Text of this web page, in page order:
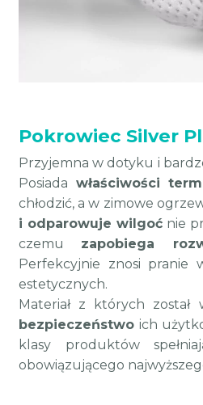
Pokrowiec Silver
Przyjemna w dotyku i
Posiada właściwości
chłodzić, a w zimowe
i odparowuje wilgoć nie
czemu zapobiega
Perfekcyjnie znosi pranie
estetycznych.
Materiał z których został
bezpieczeństwo ich
klasy produktów
obowiązującego